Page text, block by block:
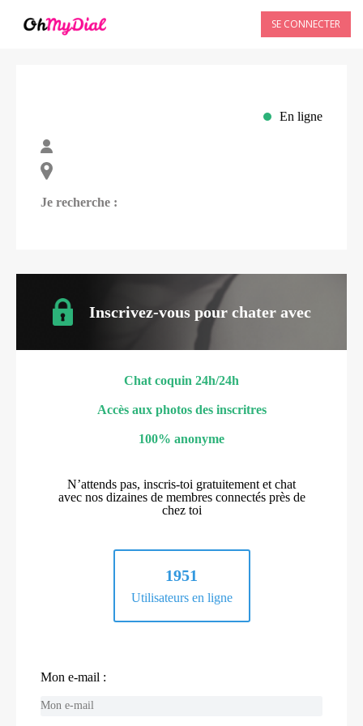
SE CONNECTER
En ligne
Je recherche :
Inscrivez-vous pour chater avec
Chat coquin 24h/24h
Accès aux photos des inscritres
100% anonyme
N’attends pas, inscris-toi gratuitement et chat
avec nos dizaines de membres connectés près de
chez toi
1951
Utilisateurs en ligne
Mon e-mail :